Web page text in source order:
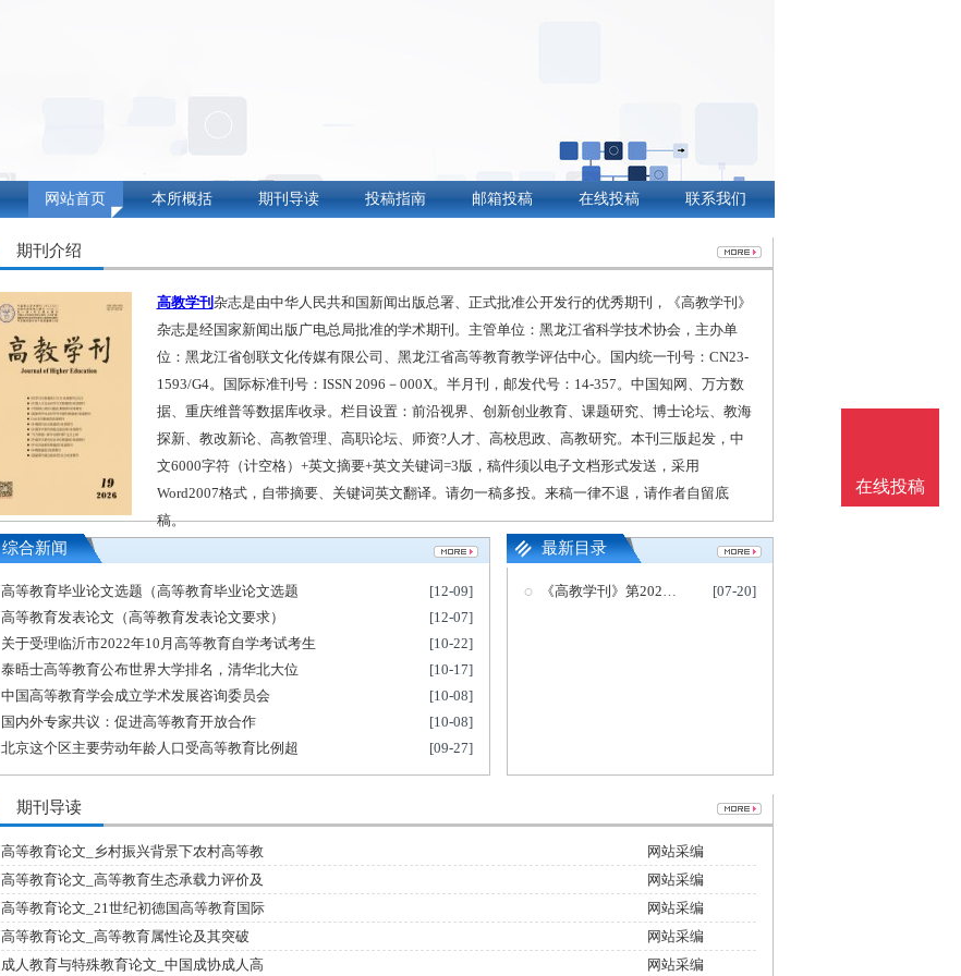
网站首页 本所概括 期刊导读 投稿指南 邮箱投稿 在线投稿 联系我们
期刊介绍
高教学刊 杂志是由中华人民共和国新闻出版总署、正式批准公开发行的优秀期刊，《高教学刊》
杂志是经国家新闻出版广电总局批准的学术期刊。主管单位：黑龙江省科学技术协会，主办单
位：黑龙江省创联文化传媒有限公司、黑龙江省高等教育教学评估中心。国内统一刊号：CN23-
1593/G4。国际标准刊号：ISSN 2096－000X。半月刊，邮发代号：14-357。中国知网、万方数
据、重庆维普等数据库收录。栏目设置：前沿视界、创新创业教育、课题研究、博士论坛、教海
探新、教改新论、高教管理、高职论坛、师资?人才、高校思政、高教研究。本刊三版起发，中
文6000字符（计空格）+英文摘要+英文关键词=3版，稿件须以电子文档形式发送，采用
Word2007格式，自带摘要、关键词英文翻译。请勿一稿多投。来稿一律不退，请作者自留底
稿。
综合新闻
高等教育毕业论文选题（高等教育毕业论文选题
[12-09]
高等教育发表论文（高等教育发表论文要求）
[12-07]
关于受理临沂市2022年10月高等教育自学考试考生
[10-22]
泰晤士高等教育公布世界大学排名，清华北大位
[10-17]
中国高等教育学会成立学术发展咨询委员会
[10-08]
国内外专家共议：促进高等教育开放合作
[10-08]
北京这个区主要劳动年龄人口受高等教育比例超
[09-27]
最新目录
《高教学刊》第2021No.18期目录 [07-20]
期刊导读
高等教育论文_乡村振兴背景下农村高等教
网站采编
高等教育论文_高等教育生态承载力评价及
网站采编
高等教育论文_21世纪初德国高等教育国际
网站采编
高等教育论文_高等教育属性论及其突破
网站采编
成人教育与特殊教育论文_中国成协成人高
网站采编
在线投稿